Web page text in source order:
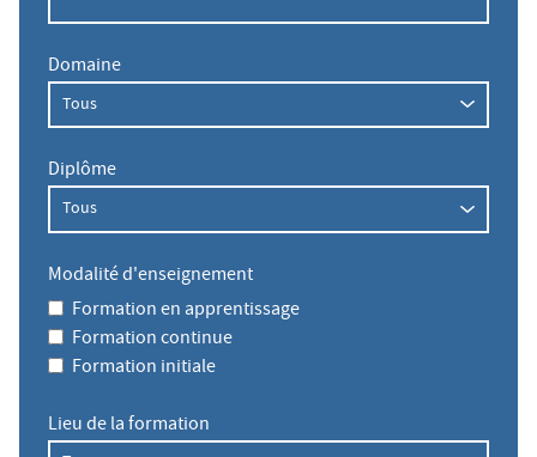
Domaine
Diplôme
Modalité d'enseignement
Formation en apprentissage
Formation continue
Formation initiale
Lieu de la formation